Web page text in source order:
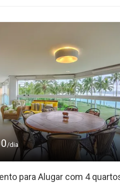
/dia
para Alugar com 4